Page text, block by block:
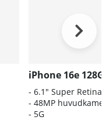
iPhone 16e
- 6.1″ Super Retina
- 48MP
- 5G